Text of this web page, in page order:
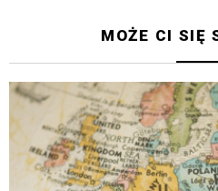
MOŻE CI SIĘ